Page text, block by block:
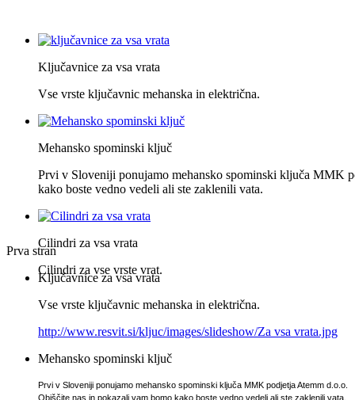
Ključavnice za vsa vrata
Vse vrste ključavnic mehanska in električna.
Mehansko spominski ključ
Prvi v Sloveniji ponujamo mehansko spominski ključa MMK
kako boste vedno vedeli ali ste zaklenili vata.
Cilindri za vsa vrata
Cilindri za vse vrste vrat.
Prva stran
Ključavnice za vsa vrata
Vse vrste ključavnic mehanska in električna.
http://www.resvit.si/kljuc/images/slideshow/Za vsa vrata.jpg
Mehansko spominski ključ
Prvi v Sloveniji ponujamo mehansko spominski ključa MMK podjetja Atemm d.o.o.
Obiščite nas in pokazali vam bomo kako boste vedno vedeli ali ste zaklenili vata.